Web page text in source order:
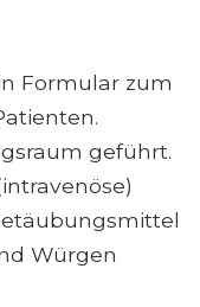
Formular zum
geführt.
Würgen